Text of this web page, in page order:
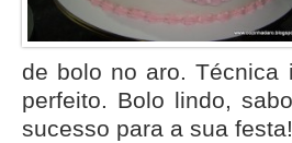
de bolo no aro. Técnica
perfeito. Bolo lindo,
sucesso para a sua